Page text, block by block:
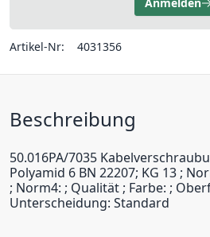
Artikel-Nr: 4031356
Beschreibung
50.016PA/7035
Polyamid 6 BN 22207; KG 13 ;
; Norm4: ; Qualität ; Farbe: ;
Unterscheidung: Standard